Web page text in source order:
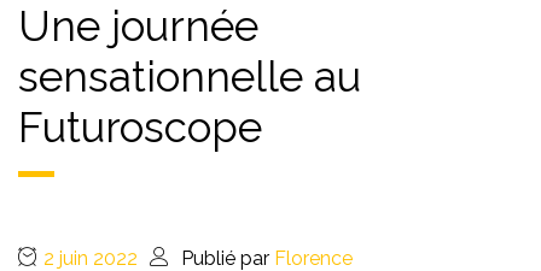
Une journée
sensationnelle au
Futuroscope
2 juin 2022 Publié par Florence